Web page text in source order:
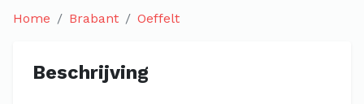
Home Brabant Oeffelt
Beschrijving